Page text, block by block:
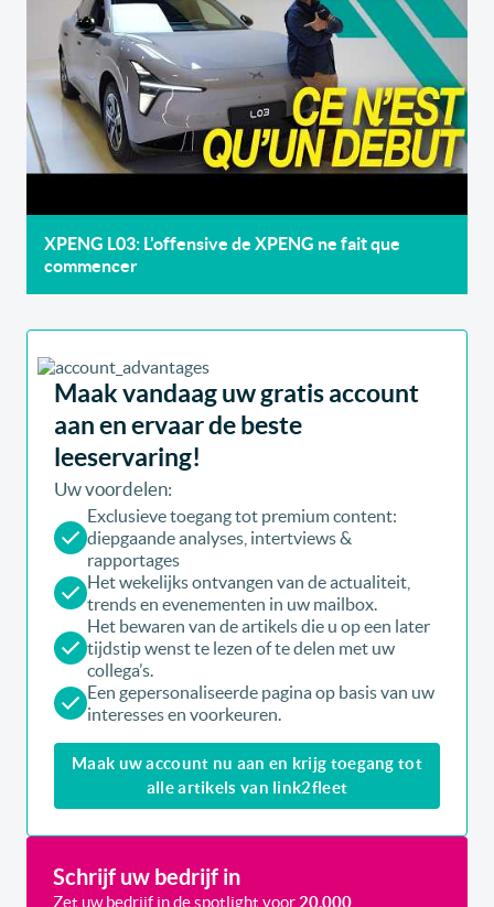
XPENG L03: L'offensive de XPENG ne fait que
commencer
Maak vandaag uw gratis account
aan en ervaar de beste
leeservaring!
Uw voordelen:
Exclusieve toegang tot premium content:
diepgaande analyses, intertviews &
rapportages
Het wekelijks ontvangen van de actualiteit,
trends en evenementen in uw mailbox.
Het bewaren van de artikels die u op een later
tijdstip wenst te lezen of te delen met uw
collega’s.
Een gepersonaliseerde pagina op basis van uw
interesses en voorkeuren.
Maak uw account nu aan en krijg toegang tot
alle artikels van link2fleet
Schrijf uw bedrijf in
Zet uw bedrijf in de spotlight voor20.000